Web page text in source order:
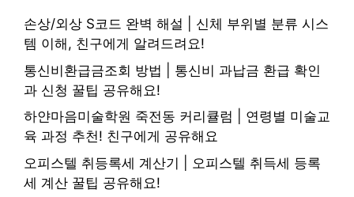
손상/외상 S코드 완벽 해설 | 신체 부위별 분류 시스
템 이해, 친구에게 알려드려요!
통신비환급금조회 방법 | 통신비 과납금 환급 확인
과 신청 꿀팁 공유해요!
하얀마음미술학원 죽전동 커리큘럼 | 연령별 미술교
육 과정 추천! 친구에게 공유해요
오피스텔 취등록세 계산기 | 오피스텔 취득세 등록
세 계산 꿀팁 공유해요!